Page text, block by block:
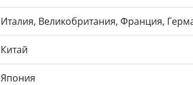
Италия, Великобритания, Франция,
Китай
Япония